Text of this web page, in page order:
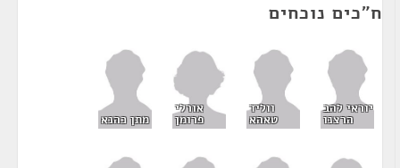
ח"כים נוכחים
יוראי להב
הרצנו
ווליד
טאהא
אורלי
פרומן מתן כהנא